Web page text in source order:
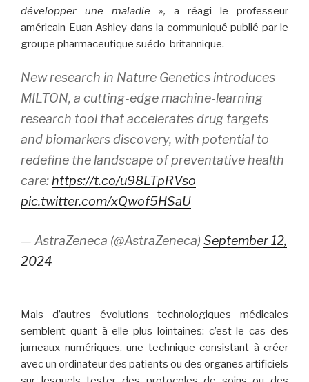
développer une maladie », a réagi le professeur
américain Euan Ashley dans la communiqué publié par le
groupe pharmaceutique suédo-britannique.
New research in Nature Genetics introduces
MILTON, a cutting-edge machine-learning
research tool that accelerates drug targets
and biomarkers discovery, with potential to
redefine the landscape of preventative health
care:https://t.co/u98LTpRVso
pic.twitter.com/xQwof5HSaU
— AstraZeneca (@AstraZeneca) September 12,
2024
Mais d’autres évolutions technologiques médicales
semblent quant à elle plus lointaines: c’est le cas des
jumeaux numériques, une technique consistant à créer
avec un ordinateur des patients ou des organes artificiels